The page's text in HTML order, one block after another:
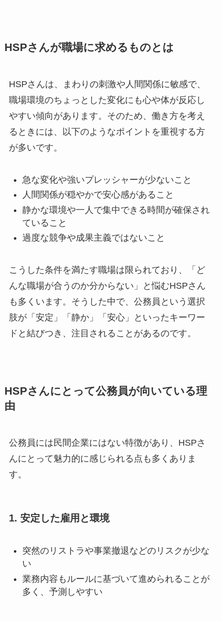
HSPさんが職場に求めるものとは
HSPさんは、まわりの刺激や人間関係に敏感で、
職場環境のちょっとした変化にも心や体が反応し
やすい傾向があります。そのため、働き方を考え
るときには、以下のようなポイントを重視する方
が多いです。
急な変化や強いプレッシャーが少ないこと
人間関係が穏やかで安心感があること
静かな環境や一人で集中できる時間が確保され
ていること
過度な競争や成果主義ではないこと
こうした条件を満たす職場は限られており、「ど
んな職場が合うのか分からない」と悩むHSPさん
も多くいます。そうした中で、公務員という選択
肢が「安定」「静か」「安心」といったキーワー
ドと結びつき、注目されることがあるのです。
HSPさんにとって公務員が向いている理
由
公務員には民間企業にはない特徴があり、HSPさ
んにとって魅力的に感じられる点も多くありま
す。
1. 安定した雇用と環境
突然のリストラや事業撤退などのリスクが少な
い
業務内容もルールに基づいて進められることが
多く、予測しやすい